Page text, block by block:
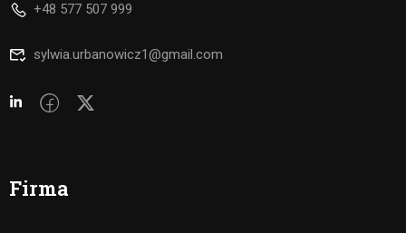
+48 577 507 999
sylwia.urbanowicz1@gmail.com
Firma